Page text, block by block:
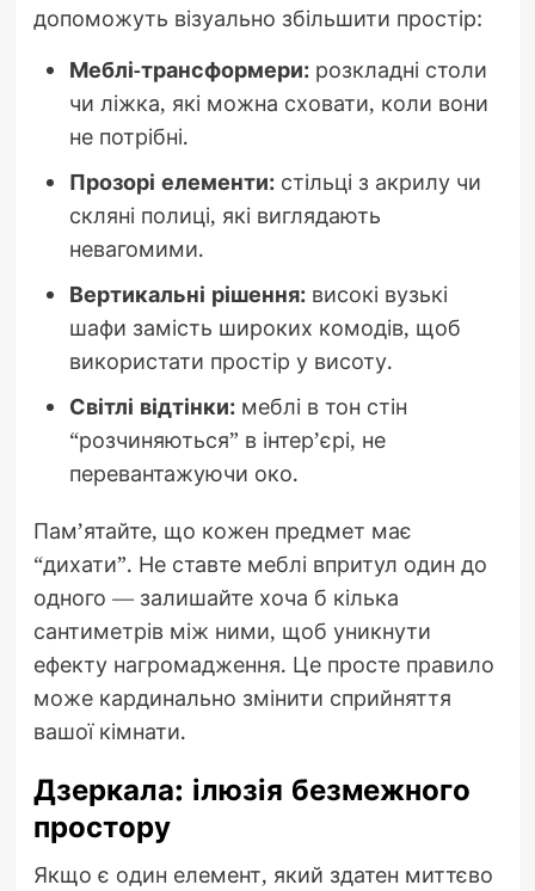
допоможуть візуально збільшити простір:
Меблі-трансформери:розкладні столи
чи ліжка, які можна сховати, коли вони
не потрібні.
Прозорі елементи:стільці з акрилу чи
скляні полиці, які виглядають
невагомими.
Вертикальні рішення:високі вузькі
шафи замість широких комодів, щоб
використати простір у висоту.
Світлі відтінки:меблі в тон стін
“розчиняються” в інтер’єрі, не
перевантажуючи око.
Пам’ятайте, що кожен предмет має
“дихати”. Не ставте меблі впритул один до
одного — залишайте хоча б кілька
сантиметрів між ними, щоб уникнути
ефекту нагромадження. Це просте правило
може кардинально змінити сприйняття
вашої кімнати.
Дзеркала: ілюзія безмежного
простору
Якщо є один елемент, який здатен миттєво